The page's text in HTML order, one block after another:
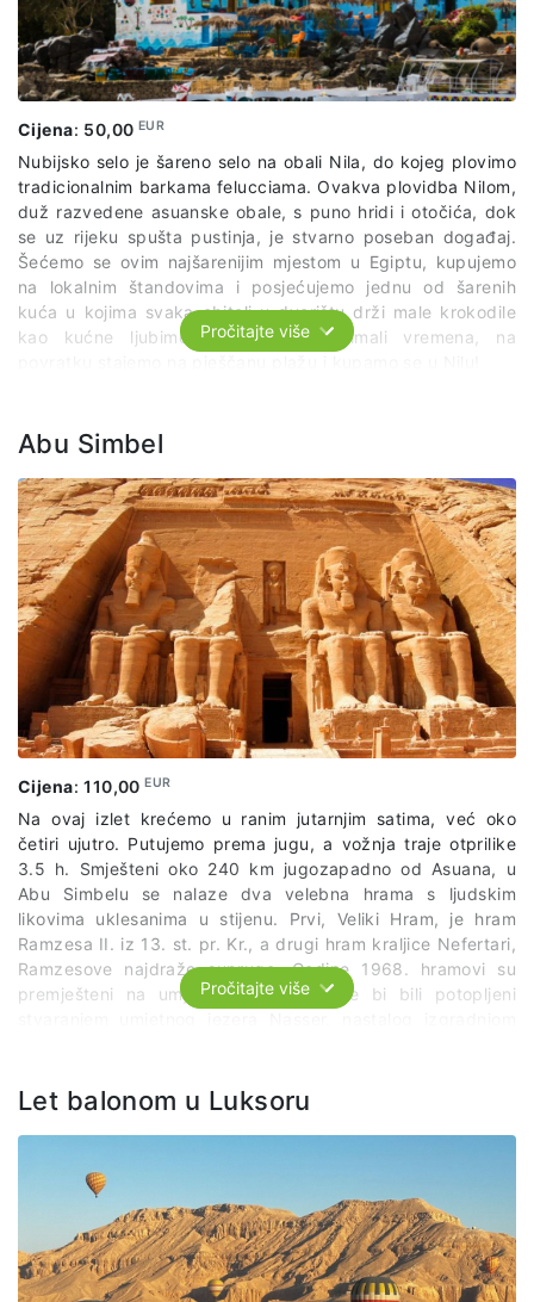
Cijena: 50,00 EUR
Nubijsko selo je šareno selo na obali Nila, do kojeg plovimo
tradicionalnim barkama felucciama. Ovakva plovidba Nilom,
duž razvedene asuanske obale, s puno hridi i otočića, dok
se uz rijeku spušta pustinja, je stvarno poseban događaj.
Šećemo se ovim najšarenijim mjestom u Egiptu, kupujemo
na lokalnim štandovima i posjećujemo jednu od šarenih
kuća u kojima svaka obitelj u dvorištu drži male krokodile
kao kućne ljubimce. Ako budemo imali vremena, na
Pročitajte više
Abu Simbel
Cijena:110,00EUR
Na ovaj izlet krećemo u ranim jutarnjim satima, već oko
četiri ujutro. Putujemo prema jugu, a vožnja traje otprilike
3.5 h. Smješteni oko 240 km jugozapadno od Asuana, u
Abu Simbelu se nalaze dva velebna hrama s ljudskim
likovima uklesanima u stijenu. Prvi, Veliki Hram, je hram
Ramzesa II. iz 13. st. pr. Kr., a drugi hram kraljice Nefertari,
Ramzesove najdraže supruge. Godine 1968. hramovi su
premješteni na umjetno brdo kako ne bi bili potopljeni
hramova traje oko 2 h.
Pročitajte više
Let balonom u Luksoru